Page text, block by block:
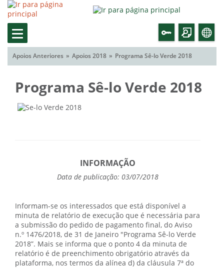
Apoios Anteriores Apoios 2018 Programa Sê-lo Verde 2018
Programa Sê-lo Verde 2018
INFORMAÇÃO
Data de publicação: 03/07/2018
Informam-se os interessados que está disponível a
minuta de relatório de execução que é necessária para
a submissão do pedido de pagamento final, do Aviso
n.º 1476/2018, de 31 de Janeiro "Programa Sê-lo Verde
2018”. Mais se informa que o ponto 4 da minuta de
relatório é de preenchimento obrigatório através da
plataforma, nos termos da alínea d) da cláusula 7ª do